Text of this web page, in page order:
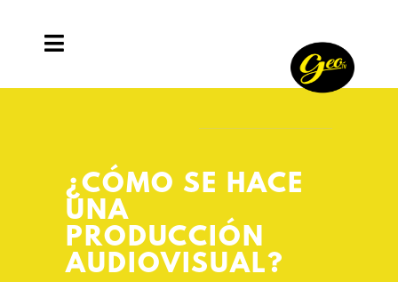
¿CÓMO SE HACE
UNA
PRODUCCIÓN
AUDIOVISUAL?